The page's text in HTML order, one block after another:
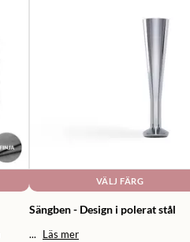
VÄLJ FÄRG
Sängben - Design i polerat stål
... Läs mer